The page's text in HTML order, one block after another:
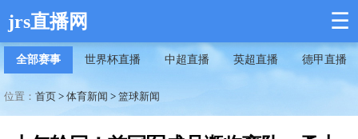
jrs直播网 ☰
全部赛事 世界杯直播 中超直播 英超直播 德甲直播
位置： 首页 > 体育新闻 > 篮球新闻